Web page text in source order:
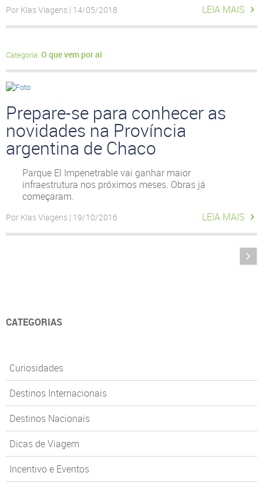
Por Klas Viagens | 14/05/2018 LEIA MAIS
Categoria: O que vem por aí
Prepare-se para conhecer as
novidades na Província
argentina de Chaco
Parque El Impenetrable vai ganhar maior
infraestrutura nos próximos meses. Obras já
começaram.
Por Klas Viagens | 19/10/2016 LEIA MAIS
CATEGORIAS
Curiosidades
Destinos Internacionais
Destinos Nacionais
Dicas de Viagem
Incentivo e Eventos